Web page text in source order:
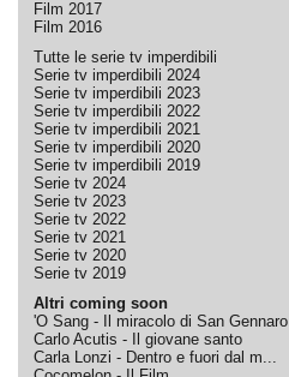
Film 2017
Film 2016
Tutte le serie tv imperdibili
Serie tv imperdibili 2024
Serie tv imperdibili 2023
Serie tv imperdibili 2022
Serie tv imperdibili 2021
Serie tv imperdibili 2020
Serie tv imperdibili 2019
Serie tv 2024
Serie tv 2023
Serie tv 2022
Serie tv 2021
Serie tv 2020
Serie tv 2019
Altri coming soon
'O Sang - Il miracolo di San Gennaro
Carlo Acutis - Il giovane santo
Carla Lonzi - Dentro e fuori dal m...